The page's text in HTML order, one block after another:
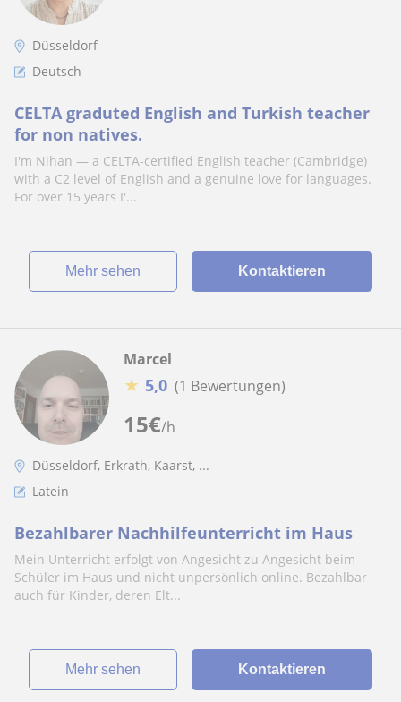
Düsseldorf
Deutsch
CELTA graduted English and Turkish teacher
for non natives.
I'm Nihan — a CELTA-certified English teacher (Cambridge)
with a C2 level of English and a genuine love for languages.
For over 15 years I'...
Mehr sehen Kontaktieren
15€/h
Marcel
★ 5,0 (1 Bewertungen)
Düsseldorf, Erkrath, Kaarst, ...
Latein
Bezahlbarer Nachhilfeunterricht im Haus
Mein Unterricht erfolgt von Angesicht zu Angesicht beim
Schüler im Haus und nicht unpersönlich online. Bezahlbar
auch für Kinder, deren Elt...
Mehr sehen Kontaktieren